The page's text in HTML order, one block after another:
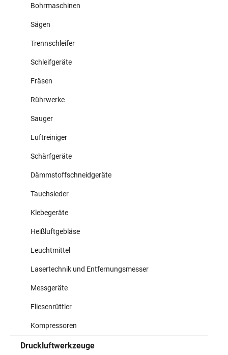
Bohrmaschinen
Sägen
Trennschleifer
Schleifgeräte
Fräsen
Rührwerke
Sauger
Luftreiniger
Schärfgeräte
Dämmstoffschneidgeräte
Tauchsieder
Klebegeräte
Heißluftgebläse
Leuchtmittel
Lasertechnik und Entfernungsmesser
Messgeräte
Fliesenrüttler
Kompressoren
Druckluftwerkzeuge